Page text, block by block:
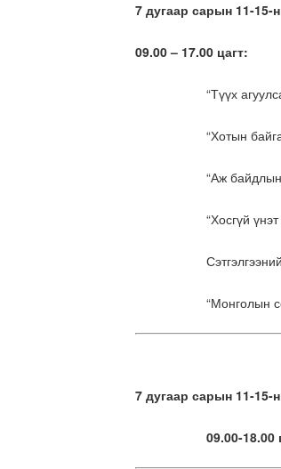
7 дугаар сарын 11-
09.00 – 17.00 цагт:
“Түүх
“Хотын
“Аж
“Хосгүй
“Монголын
7 дугаар сарын 11-
09.00-18.00